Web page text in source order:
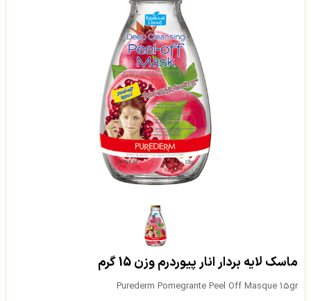
ماسک لایه بردار انار پیوردرم وزن 15 گرم
Purederm Pomegrante Peel Off Masque 15gr